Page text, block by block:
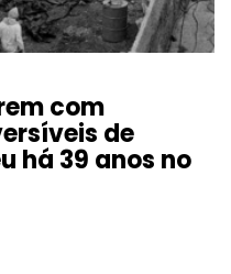
com
de
há 39 anos no